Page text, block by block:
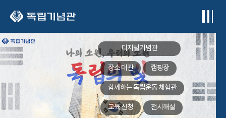
디지털기념관
장소 대관 캠핑장
함께하는독립운동 체험관
교육 신청 전시해설